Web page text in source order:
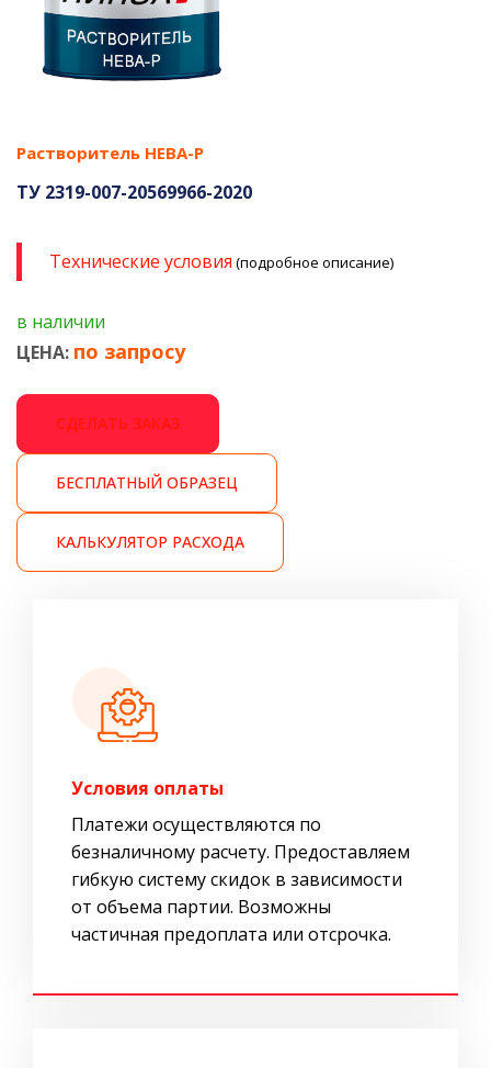
Растворитель НЕВА-Р
ТУ 2319-007-20569966-2020
Технические условия (подробное описание)
в наличии
ЦЕНА: по запросу
СДЕЛАТЬ ЗАКАЗ
БЕСПЛАТНЫЙ ОБРАЗЕЦ
КАЛЬКУЛЯТОР РАСХОДА
Условия оплаты
Платежи осуществляются по
безналичному расчету. Предоставляем
гибкую систему скидок в зависимости
от объема партии. Возможны
частичная предоплата или отсрочка.